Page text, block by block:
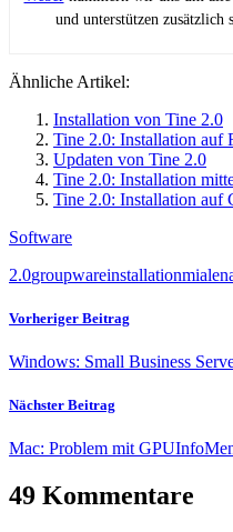
und unterstützen zusätzlich
Ähnliche Artikel:
Installation von Tine 2.0
Tine 2.0: Installation auf
Updaten von Tine 2.0
Tine 2.0: Installation
Tine 2.0: Installation auf
Software
2.0groupwareinstallation
Vorheriger Beitrag
Windows: Small Business
Nächster Beitrag
Mac: Problem mit
49 Kommentare